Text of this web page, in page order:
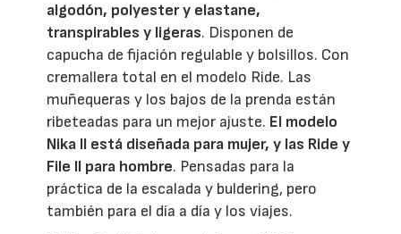
algodón, polyester y elastane,
transpirables y ligeras. Disponen de
capucha de fijación regulable y bolsillos. Con
cremallera total en el modelo Ride. Las
muñequeras y los bajos de la prenda están
ribeteadas para un mejor ajuste. El modelo
Nika II está diseñada para mujer, y las Ride y
File II para hombre. Pensadas para la
práctica de la escalada y buldering, pero
también para el día a día y los viajes.